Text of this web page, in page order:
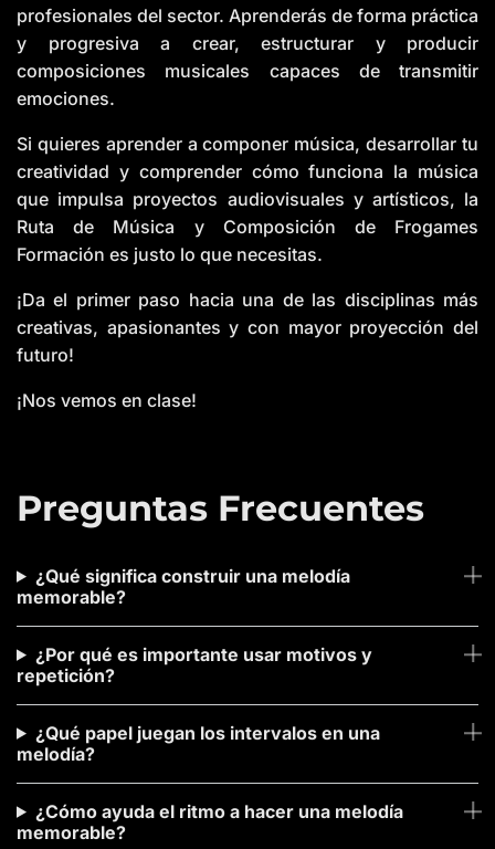
profesionales del sector. Aprenderás de forma práctica
y progresiva a crear, estructurar y producir
composiciones musicales capaces de transmitir
emociones.
Si quieres aprender a componer música, desarrollar tu
creatividad y comprender cómo funciona la música
que impulsa proyectos audiovisuales y artísticos, la
Ruta de Música y Composición de Frogames
Formación es justo lo que necesitas.
¡Da el primer paso hacia una de las disciplinas más
creativas, apasionantes y con mayor proyección del
futuro!
¡Nos vemos en clase!
Preguntas Frecuentes
¿Qué significa construir una melodía
memorable?
¿Por qué es importante usar motivos y
repetición?
¿Qué papel juegan los intervalos en una
melodía?
¿Cómo ayuda el ritmo a hacer una melodía
memorable?